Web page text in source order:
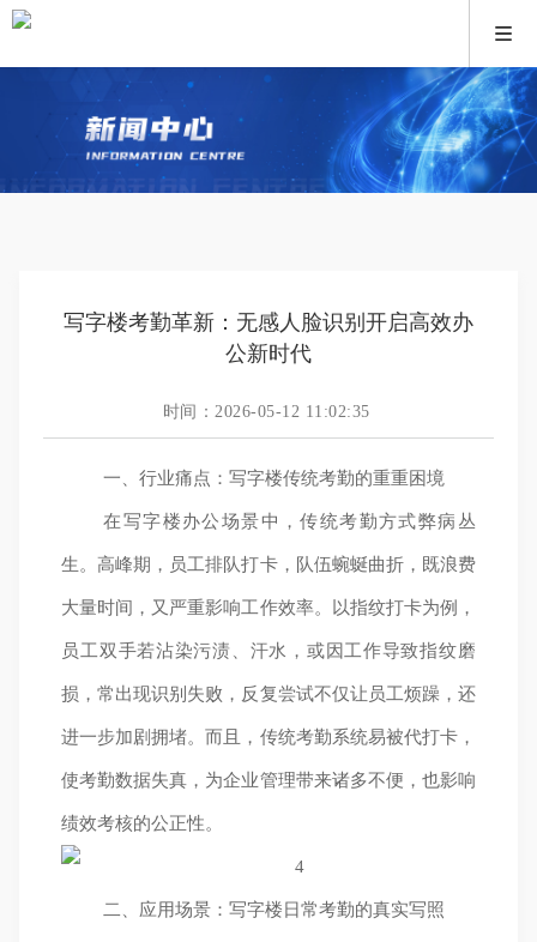
写字楼考勤革新：无感人脸识别开启高效办
公新时代
时间：2026-05-12 11:02:35
一、行业痛点：写字楼传统考勤的重重困境
在写字楼办公场景中，传统考勤方式弊病丛
生。高峰期，员工排队打卡，队伍蜿蜒曲折，既浪费
大量时间，又严重影响工作效率。以指纹打卡为例，
员工双手若沾染污渍、汗水，或因工作导致指纹磨
损，常出现识别失败，反复尝试不仅让员工烦躁，还
进一步加剧拥堵。而且，传统考勤系统易被代打卡，
使考勤数据失真，为企业管理带来诸多不便，也影响
绩效考核的公正性。
二、应用场景：写字楼日常考勤的真实写照